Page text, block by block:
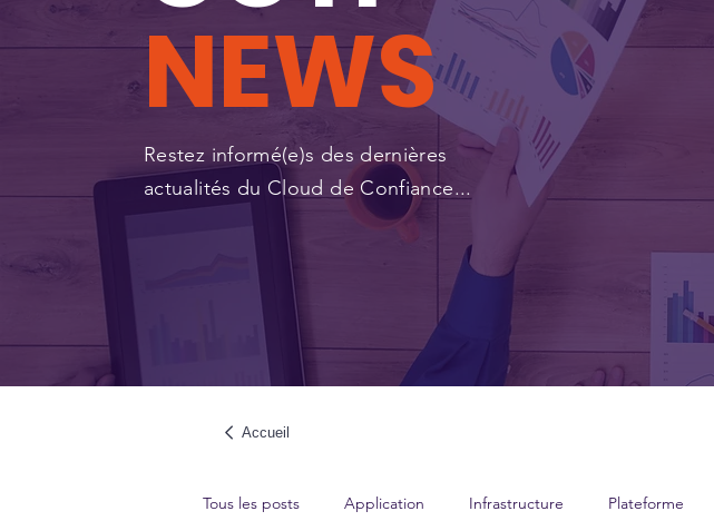
NEWS
Restez informé(e)s des dernières
actualités du Cloud de Confiance...
Accueil
Tous les posts Application Infrastructure Plateforme